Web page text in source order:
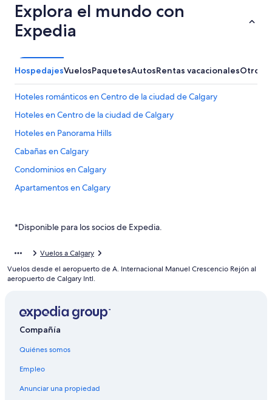
Explora el mundo con
Expedia
HospedajesVuelosPaquetesAutosRentas vacacionalesOtros
Hoteles románticos en Centro de la ciudad de Calgary
Hoteles en Centro de la ciudad de Calgary
Hoteles en Panorama Hills
Cabañas en Calgary
Condominios en Calgary
Apartamentos en Calgary
Hoteles con spa en Calgary
Hoteles baratos en Calgary
Hoteles con desayuno incluido en Calgary
Hoteles con traslado del/al aeropuerto en Calgary
Hoteles que aceptan mascotas en Calgary
Hoteles en Calgary
Moteles en Calgary
Residencias en Calgary
*Disponible para los socios de Expedia.
Vuelos a Calgary
Vuelos desde el aeropuerto de A. Internacional Manuel Crescencio Rejón al
aeropuerto de Calgary Intl.
Compañía
Quiénes somos
Empleo
Anunciar una propiedad